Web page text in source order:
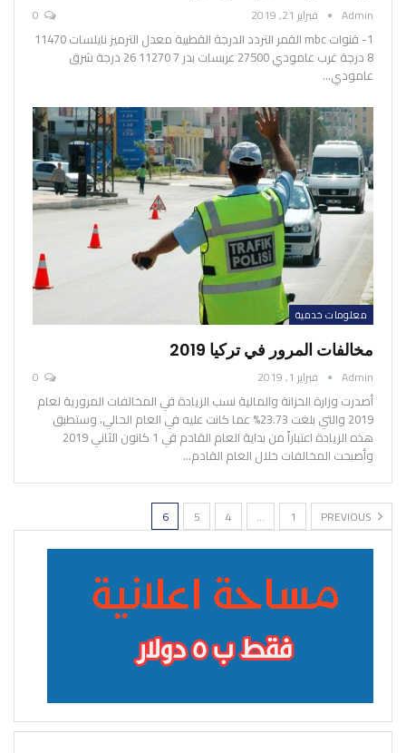
Admin فبراير 21, 2019
1- قنوات mbc
القمر التردد الدرجة القطبية معدل الترميز نايلسات 11470
8 درجة غرب عامودي 27500 عربسات بدر 7 11270 26 درجة شرق
عامودي…
معلومات خدمية
مخالفات المرور في تركيا 2019
Admin فبراير 1, 2019
أصدرت وزارة الخزانة والمالية نسب الزيادة في المخالفات المرورية لعام
2019 والتي بلغت 23.73% عما كانت عليه في العام الحالي، وستطبق
هذه الزيادة اعتباراً من بداية العام القادم في 1 كانون الثاني 2019
وأصبحت المخالفات خلال العام القادم…
1
…
4
5
6